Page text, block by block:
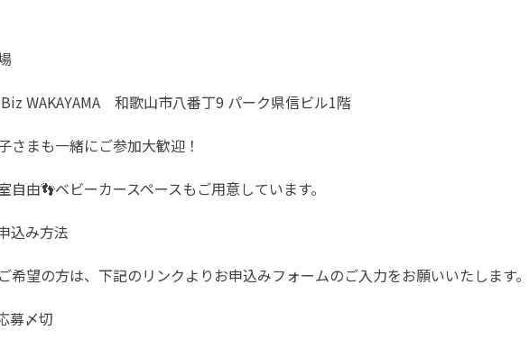
WAKAYAMA 和歌山市八番丁9 パーク県信ビル1階
さまも一緒にご参加大歓迎！
自由👣ベビーカースペースもご用意しています。
込み方法
希望の方は、下記のリンクよりお申込みフォームのご入力をお願いいたします。
募〆切